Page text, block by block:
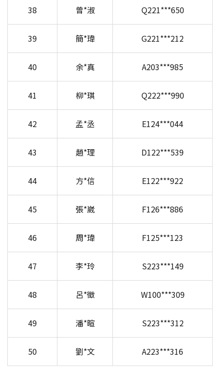
38 曾*淑 Q221***650
39 簡*瑋 G221***212
40 余*真 A203***985
41 柳*琪 Q222***990
42 孟*丞 E124***044
43 趙*理 D122***539
44 方*信 E122***922
45 張*崴 F126***886
46 周*瑋 F125***123
47 李*玲 S223***149
48 呂*徵 W100***309
49 潘*暄 S223***312
50 劉*文 A223***316